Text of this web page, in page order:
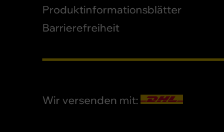
Produktinformationsblätter
Barrierefreiheit
Wir versenden mit: